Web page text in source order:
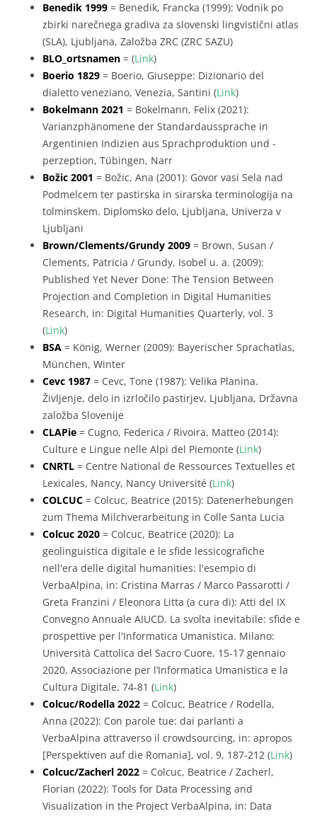
Benedik 1999 = Benedik, Francka (1999): Vodnik po
zbirki narečnega gradiva za slovenski lingvistični atlas
(SLA), Ljubljana, Založba ZRC (ZRC SAZU)
BLO_ortsnamen = (Link)
Boerio 1829 = Boerio, Giuseppe: Dizionario del
dialetto veneziano, Venezia, Santini (Link)
Bokelmann 2021 = Bokelmann, Felix (2021):
Varianzphänomene der Standardaussprache in
Argentinien Indizien aus Sprachproduktion und -
perzeption, Tübingen, Narr
Božic 2001 = Božic, Ana (2001): Govor vasi Sela nad
Podmelcem ter pastirska in sirarska terminologija na
tolminskem. Diplomsko delo, Ljubljana, Univerza v
Ljubljani
Brown/Clements/Grundy 2009 = Brown, Susan /
Clements, Patricia / Grundy, Isobel u. a. (2009):
Published Yet Never Done: The Tension Between
Projection and Completion in Digital Humanities
Research, in: Digital Humanities Quarterly, vol. 3
(Link)
BSA = König, Werner (2009): Bayerischer Sprachatlas,
München, Winter
Cevc 1987 = Cevc, Tone (1987): Velika Planina.
Življenje, delo in izrločilo pastirjev, Ljubljana, Državna
založba Slovenije
CLAPie = Cugno, Federica / Rivoira, Matteo (2014):
Culture e Lingue nelle Alpi del Piemonte (Link)
CNRTL = Centre National de Ressources Textuelles et
Lexicales, Nancy, Nancy Université (Link)
COLCUC = Colcuc, Beatrice (2015): Datenerhebungen
zum Thema Milchverarbeitung in Colle Santa Lucia
Colcuc 2020 = Colcuc, Beatrice (2020): La
geolinguistica digitale e le sfide lessicografiche
nell'era delle digital humanities: l'esempio di
VerbaAlpina, in: Cristina Marras / Marco Passarotti /
Greta Franzini / Eleonora Litta (a cura di): Atti del IX
Convegno Annuale AIUCD. La svolta inevitabile: sfide e
prospettive per l'Informatica Umanistica. Milano:
Università Cattolica del Sacro Cuore, 15-17 gennaio
2020, Associazione per l’Informatica Umanistica e la
Cultura Digitale, 74-81 (Link)
Colcuc/Rodella 2022 = Colcuc, Beatrice / Rodella,
Anna (2022): Con parole tue: dai parlanti a
VerbaAlpina attraverso il crowdsourcing, in: apropos
[Perspektiven auf die Romania], vol. 9, 187-212 (Link)
Colcuc/Zacherl 2022 = Colcuc, Beatrice / Zacherl,
Florian (2022): Tools for Data Processing and
Visualization in the Project VerbaAlpina, in: Data